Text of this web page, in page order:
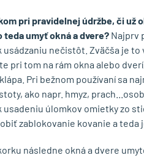
pri pravidelnej údržbe, či už
teda umyť okná a dvere?Najprv
usádzaniu nečistôt. Zväčša je to
pri tom na rám okna alebo
Pri bežnom používaní sa
ako napr. hmyz,
usadeniu úlomkov omietky zo
zablokovanie kovanie a teda
následne okná a dvere